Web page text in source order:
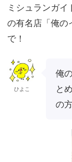
ミシュランガ
の有名店「俺の
で！
ひよこ
俺
と
の